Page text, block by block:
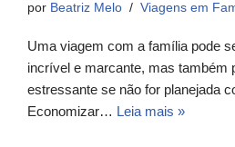
por Beatriz Melo Viagens em
Uma viagem com a família pode
incrível e marcante, mas também
estressante se não for planejada
Economizar… Leia mais »